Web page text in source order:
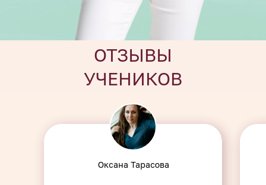
ОТЗЫВЫ
УЧЕНИКОВ
Оксана Тарасова